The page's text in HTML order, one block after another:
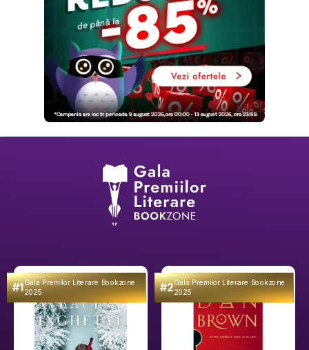
#1Gala Premilor Literare Bookzone
2025 #2Gala Premilor Literare Bookzone
2025